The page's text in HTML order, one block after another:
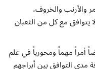
والأرنب والخروف،
يتوافق مع كل من الثعبان
أمراً مهماً ومحورياً في علم
مدى التوافق بين أبراجهم